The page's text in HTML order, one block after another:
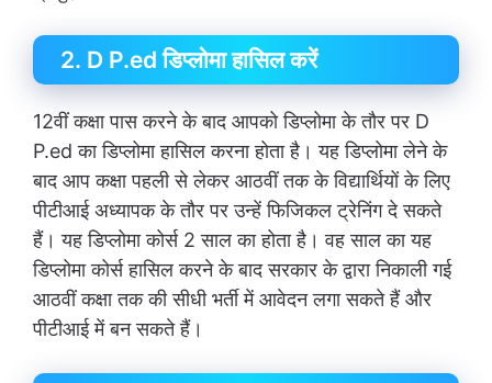
2. D P.ed डिप्लोमा हासिल करें
12वीं कक्षा पास करने के बाद आपको डिप्लोमा के तौर पर D
P.ed का डिप्लोमा हासिल करना होता है। यह डिप्लोमा लेने के
बाद आप कक्षा पहली से लेकर आठवीं तक के विद्यार्थियों के लिए
पीटीआई अध्यापक के तौर पर उन्हें फिजिकल ट्रेनिंग दे सकते
हैं। यह डिप्लोमा कोर्स 2 साल का होता है। वह साल का यह
डिप्लोमा कोर्स हासिल करने के बाद सरकार के द्वारा निकाली गई
आठवीं कक्षा तक की सीधी भर्ती में आवेदन लगा सकते हैं और
पीटीआई में बन सकते हैं।